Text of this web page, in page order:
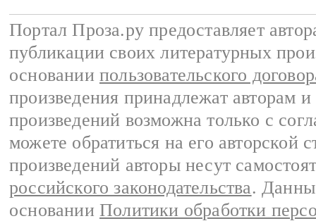
Портал Проза.ру предоставляет
публикации своих литературных
основании пользовательского
произведения принадлежат авторам
произведений возможна только с
можете обратиться на его авторской
произведений авторы несут
российского законодательства.
основании Политики обработки